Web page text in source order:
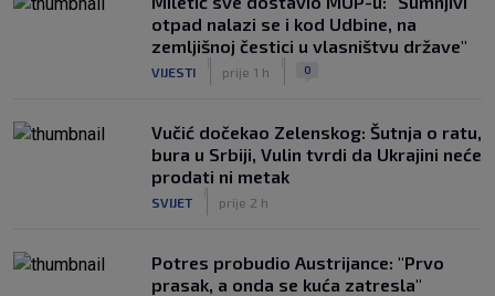
otpad nalazi se i kod Udbine, na
zemljišnoj čestici u vlasništvu države"
VIJESTI prije 1 h 0
Vučić dočekao Zelenskog: Šutnja o ratu,
bura u Srbiji, Vulin tvrdi da Ukrajini neće
prodati ni metak
SVIJET prije 2 h
Potres probudio Austrijance: "Prvo
prasak, a onda se kuća zatresla"